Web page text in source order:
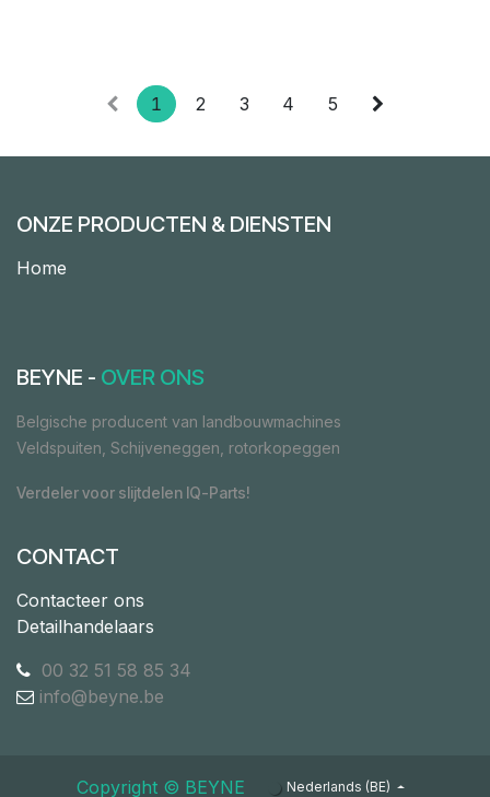
1 2 3 4 5
ONZE PRODUCTEN & DIENSTEN
Home
BEYNE - OVER ONS
Belgische producent van landbouwmachines
Veldspuiten, Schijveneggen, rotorkopeggen
Verdeler voor slijtdelen IQ-Parts!
CONTACT
Contacteer ons
Detailhandelaars
00 32 51 58 85 34
info@beyne.be
Copyright ©​ ​BEYNE Nederlands (BE)